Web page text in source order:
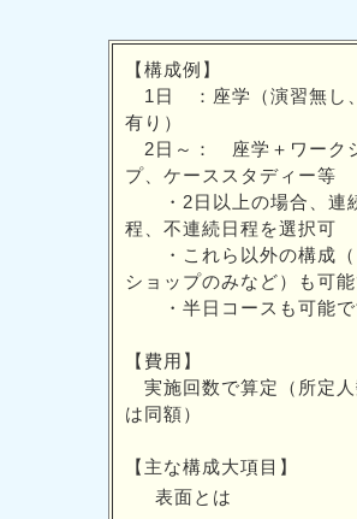
【構成例】
1日 ：座学（演習無し
有り）
2日～： 座学＋ワーク
プ、ケーススタディー等
・2日以上の場合、連
程、不連続日程を選択可
・これら以外の構成（
ショップのみなど）も可能
・半日コースも可能で
【費用】
実施回数で算定（所定人
は同額）
【主な構成大項目】
表面とは